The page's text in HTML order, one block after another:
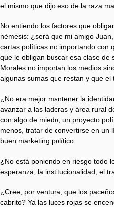
el mismo que dijo eso de la raza
No entiendo los factores que
némesis: ¿será que mi amigo
cartas políticas no importando con
que le obligan buscar esa clase de
Morales no importan los medios
algunas sumas que restan y que
¿No era mejor mantener la
avanzar a las laderas y área rural
con algo de miedo, un proyecto
menos, tratar de convertirse en un
buen marketing político.
¿No está poniendo en riesgo todo
esperanza, la institucionalidad, el
¿Cree, por ventura, que los
cabrito? Ya las luces rojas se